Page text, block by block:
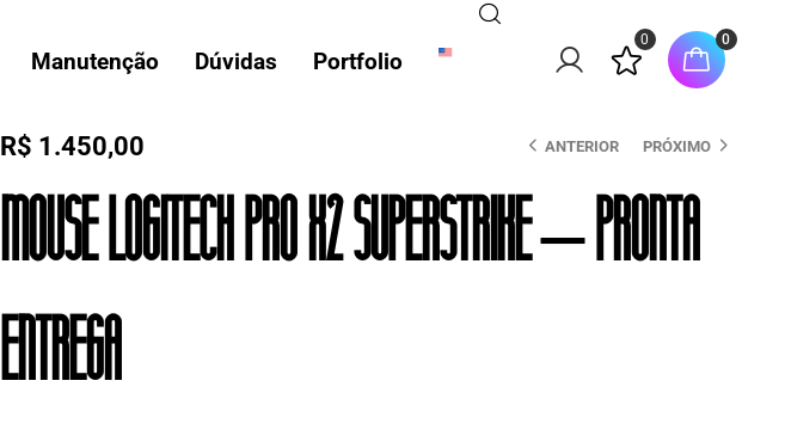
Manutenção Dúvidas Portfolio
0 0
ANTERIOR PRÓXIMO
R$ 1.450,00
Mouse Logitech PRO X2 Superstrike – pronta
ENTREGA